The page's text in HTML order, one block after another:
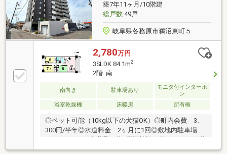
築7年11ヶ月/10階建
総戸数49戸
岐阜県各務原市鵜沼東町５
2,780万円
3SLDK 84.1m2
2階 南
南向き 駐車場あり
モニタ付インターホ
ン
浴室乾燥機
床暖房 所有権
◎ペット可能（10kg以下の犬猫OK）◎町内会費 3、
300円/半年◎水道料金 2ヶ月に1回◎敷地内駐車場
月2、000円で1台継承可能●周辺施設も整っており低階
層でセカンドライフにもおすすめ！●室内の状態もき